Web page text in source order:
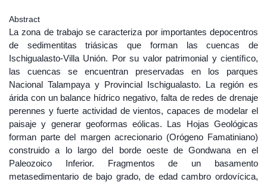
Abstract
La zona de trabajo se caracteriza por importantes depocentros
de sedimentitas triásicas que forman las cuencas de
Ischigualasto-Villa Unión. Por su valor patrimonial y cientíﬁco,
las cuencas se encuentran preservadas en los parques
Nacional Talampaya y Provincial Ischigualasto. La región es
árida con un balance hídrico negativo, falta de redes de drenaje
perennes y fuerte actividad de vientos, capaces de modelar el
paisaje y generar geoformas eólicas. Las Hojas Geológicas
forman parte del margen acrecionario (Orógeno Famatiniano)
construido a lo largo del borde oeste de Gondwana en el
Paleozoico Inferior. Fragmentos de un basamento
metasedimentario de bajo grado, de edad cambro ordovícica,